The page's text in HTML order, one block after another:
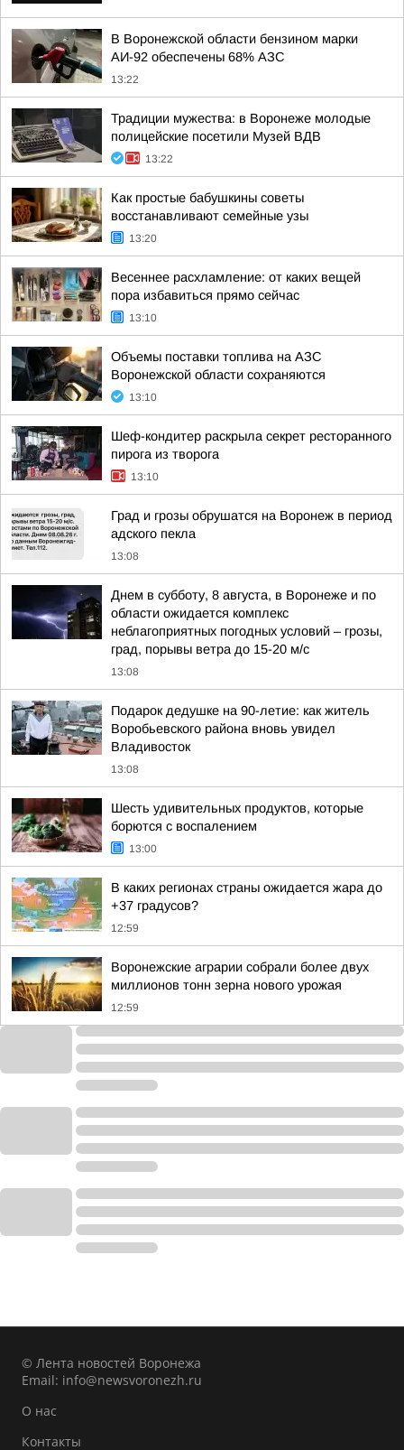
В Воронежской области бензином марки
АИ-92 обеспечены 68% АЗС
13:22
Традиции мужества: в Воронеже молодые
полицейские посетили Музей ВДВ
13:22
Как простые бабушкины советы
восстанавливают семейные узы
13:20
Весеннее расхламление: от каких вещей
пора избавиться прямо сейчас
13:10
Объемы поставки топлива на АЗС
Воронежской области сохраняются
13:10
Шеф-кондитер раскрыла секрет ресторанного
пирога из творога
13:10
Град и грозы обрушатся на Воронеж в период
адского пекла
13:08
Днем в субботу, 8 августа, в Воронеже и по
области ожидается комплекс
неблагоприятных погодных условий – грозы,
град, порывы ветра до 15-20 м/с
13:08
Подарок дедушке на 90-летие: как житель
Воробьевского района вновь увидел
Владивосток
13:08
Шесть удивительных продуктов, которые
борются с воспалением
13:00
В каких регионах страны ожидается жара до
+37 градусов?
12:59
Воронежские аграрии собрали более двух
миллионов тонн зерна нового урожая
12:59
© Лента новостей Воронежа
Email: info@newsvoronezh.ru
О нас
Контакты